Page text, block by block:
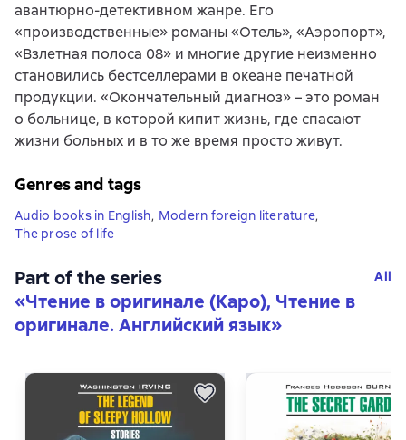
авантюрно-детективном жанре. Его
«производственные» романы «Отель», «Аэропорт»,
«Взлетная полоса 08» и многие другие неизменно
становились бестселлерами в океане печатной
продукции. «Окончательный диагноз» – это роман
о больнице, в которой кипит жизнь, где спасают
жизни больных и в то же время просто живут.
Genres and tags
Audio books in English, Modern foreign literature,
The prose of life
Part of the series
«Чтение в оригинале (Каро), Чтение в
оригинале. Английский язык»
All